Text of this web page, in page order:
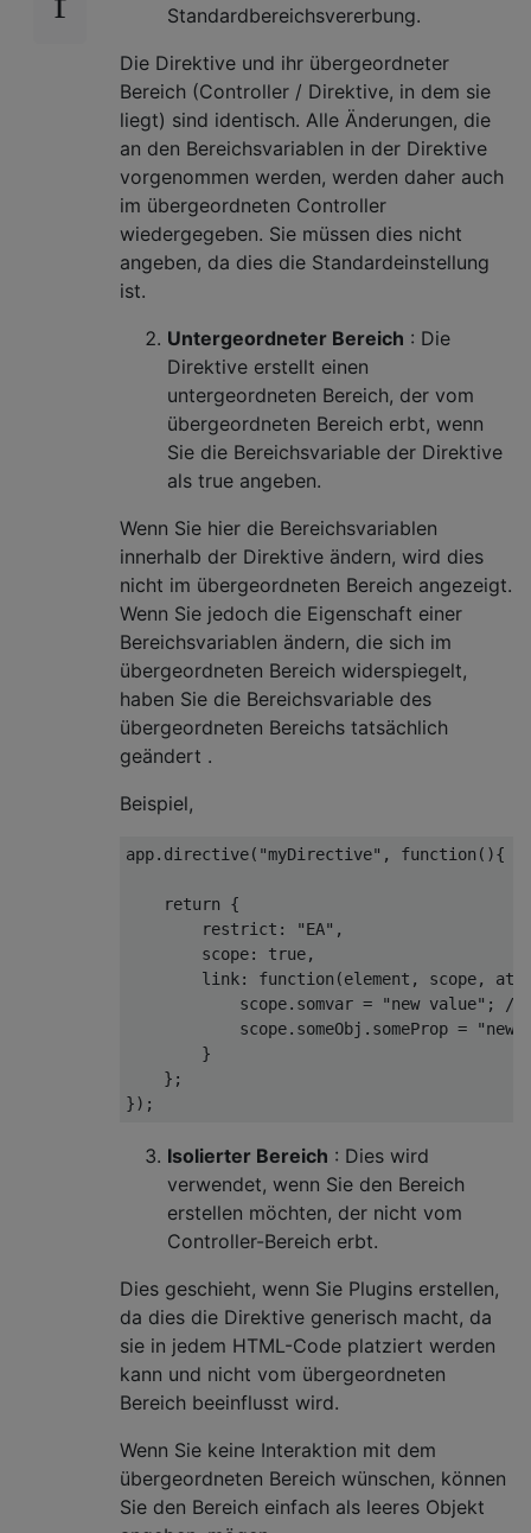
Standardbereichsvererbung.
Die Direktive und ihr übergeordneter
Bereich (Controller / Direktive, in dem sie
liegt) sind identisch. Alle Änderungen, die
an den Bereichsvariablen in der Direktive
vorgenommen werden, werden daher auch
im übergeordneten Controller
wiedergegeben. Sie müssen dies nicht
angeben, da dies die Standardeinstellung
ist.
Untergeordneter Bereich : Die
Direktive erstellt einen
untergeordneten Bereich, der vom
übergeordneten Bereich erbt, wenn
Sie die Bereichsvariable der Direktive
als true angeben.
Wenn Sie hier die Bereichsvariablen
innerhalb der Direktive ändern, wird dies
nicht im übergeordneten Bereich angezeigt.
Wenn Sie jedoch die Eigenschaft einer
Bereichsvariablen ändern, die sich im
übergeordneten Bereich widerspiegelt,
haben Sie die Bereichsvariable des
übergeordneten Bereichs tatsächlich
geändert .
Beispiel,
app. directive( "myDirective" , function (){
return
{
restrict : "EA" ,
        scope
: true,
        link
: function (element , scope,
            scope
. somvar = "new value" ;
//
            scope
. someObj . someProp =
"new
}
};
});
Isolierter Bereich : Dies wird
verwendet, wenn Sie den Bereich
erstellen möchten, der nicht vom
Controller-Bereich erbt.
Dies geschieht, wenn Sie Plugins erstellen,
da dies die Direktive generisch macht, da
sie in jedem HTML-Code platziert werden
kann und nicht vom übergeordneten
Bereich beeinflusst wird.
Wenn Sie keine Interaktion mit dem
übergeordneten Bereich wünschen, können
Sie den Bereich einfach als leeres Objekt